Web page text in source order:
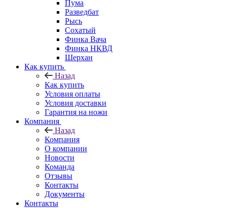
Пума
Разведбат
Рысь
Сохатый
Финка Вача
Финка НКВД
Шерхан
Как купить
Назад
Как купить
Условия оплаты
Условия доставки
Гарантия на ножи
Компания
Назад
Компания
О компании
Новости
Команда
Отзывы
Контакты
Документы
Контакты